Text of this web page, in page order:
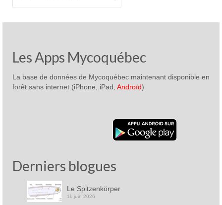
Les Apps Mycoquébec
La base de données de Mycoquébec maintenant disponible en
forêt sans internet (iPhone, iPad, Androïd)
Derniers blogues
Le Spitzenkörper
11 juin 2026